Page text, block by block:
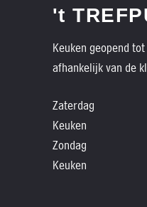
't
Keuken geopend
afhankelijk van de
Zaterdag
Keuken
Zondag
Keuken